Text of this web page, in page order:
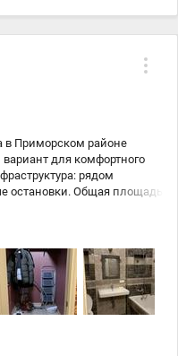
в Приморском районе
для комфортного
рядом
остановки. Общая площадь
и готова к заселению.
интернет. Цена аренды:
на просмотр и получения
ждёт именно вас!